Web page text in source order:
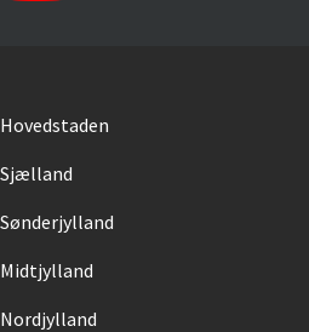
Hovedstaden
Sjælland
Sønderjylland
Midtjylland
Nordjylland